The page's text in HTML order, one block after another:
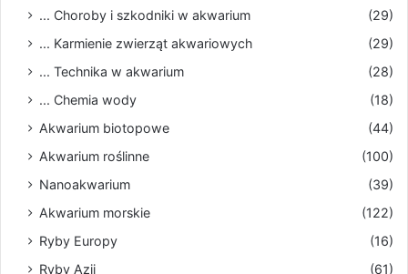
... Choroby i szkodniki w akwarium
(29)
... Karmienie zwierząt akwariowych
(29)
... Technika w akwarium
(28)
... Chemia wody
(18)
Akwarium biotopowe
(44)
Akwarium roślinne
(100)
Nanoakwarium
(39)
Akwarium morskie
(122)
Ryby Europy
(16)
Ryby Azji
(61)